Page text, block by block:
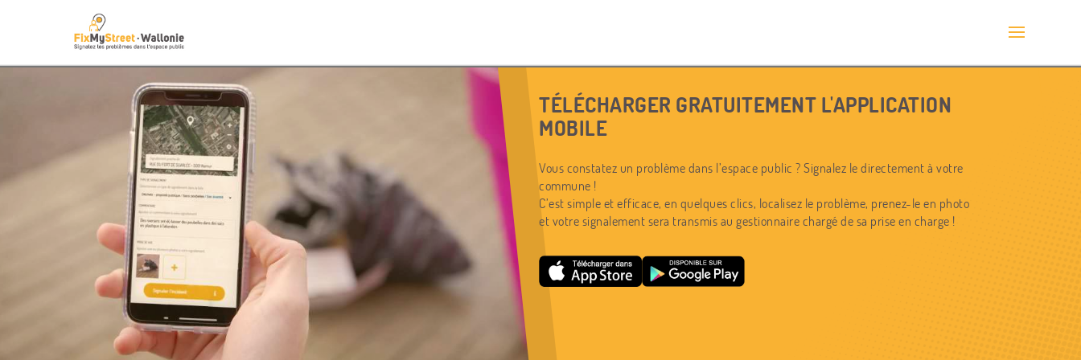
TÉLÉCHARGER GRATUITEMENT L'APPLICATION
MOBILE
Vous constatez un problème dans l’espace public ? Signalez le directement à votre
commune !
C’est simple et efficace, en quelques clics, localisez le problème, prenez-le en photo
et votre signalement sera transmis au gestionnaire chargé de sa prise en charge !